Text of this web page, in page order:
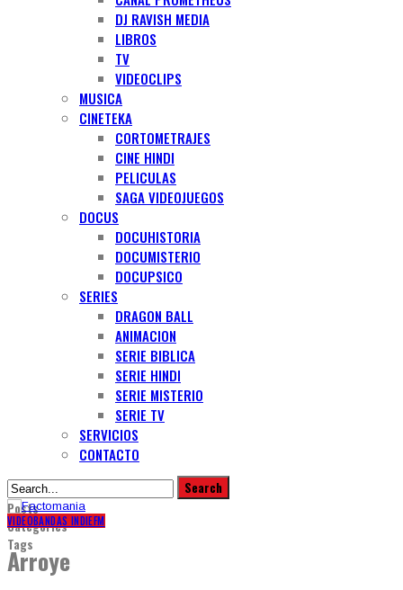
DJ RAVISH MEDIA
LIBROS
TV
VIDEOCLIPS
MUSICA
CINETEKA
CORTOMETRAJES
CINE HINDI
PELICULAS
SAGA VIDEOJUEGOS
DOCUS
DOCUHISTORIA
DOCUMISTERIO
DOCUPSICO
SERIES
DRAGON BALL
ANIMACION
SERIE BIBLICA
SERIE HINDI
SERIE MISTERIO
SERIE TV
SERVICIOS
CONTACTO
Posts
Categories
Tags
VIDEOBANDAS INDIEFM
Arroye